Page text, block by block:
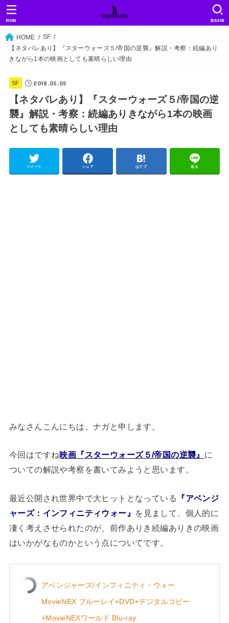
SEARCH
MENU
HOME
SF
【ネタバレあり】『スターウォーズ５/帝国の逆襲』解説・考察：続編あり
きながら1本の映画としても素晴らしい理由
SF 2018.05.05
【ネタバレあり】『スターウォーズ５/帝国の逆
襲』解説・考察：続編ありきながら1本の映画
としても素晴らしい理由
ツイート シェア はてブ 送る
みなさんこんにちは。ナガと申します。
今回はですね映画『スターウォーズ５/帝国の逆襲』 に
ついての解説や考察を書いてみようと思います。
最近公開され世界中で大ヒットとなっている
『アベンジ
ャーズ：インフィニティウォー』
を見まして、個人的に
凄く考えさせられたのが、前作ありき続編ありきの映画
はいかがなものかという点についてです。
アベンジャーズ/インフィニティ・ウォー
MovieNEX ブルーレイ+DVD+デジタルコピー
+MovieNEXワールド Blu-ray